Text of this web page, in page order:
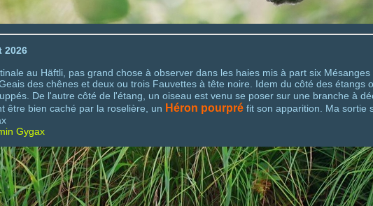
2026
au Häftli, pas grand chose à observer dans les haies mis à part six
des chênes et deux ou trois Fauvettes à tête noire. Idem du côté des étangs
De l'autre côté de l'étang, un oiseau est venu se poser sur une branche à
être bien caché par la roselière, un Héron pourpréfit son apparition. Ma sortie
Gygax